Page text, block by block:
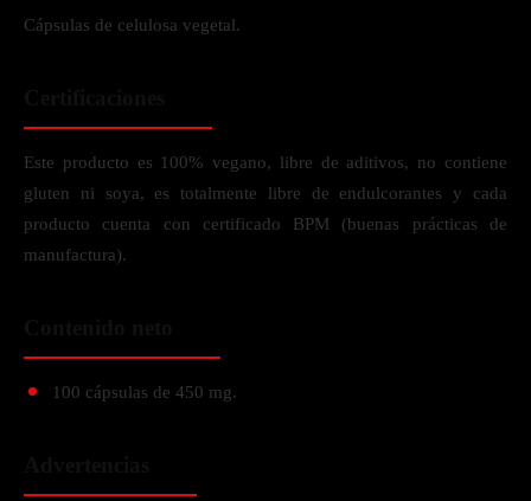
Cápsulas de celulosa vegetal.
Este producto es 100% vegano, libre de aditivos, no contiene
gluten ni soya, es totalmente libre de endulcorantes y cada
producto cuenta con certificado BPM (buenas prácticas de
manufactura).
100 cápsulas de 450 mg.